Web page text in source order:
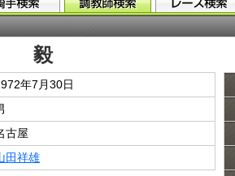
毅
年7月30日
古屋
田祥雄